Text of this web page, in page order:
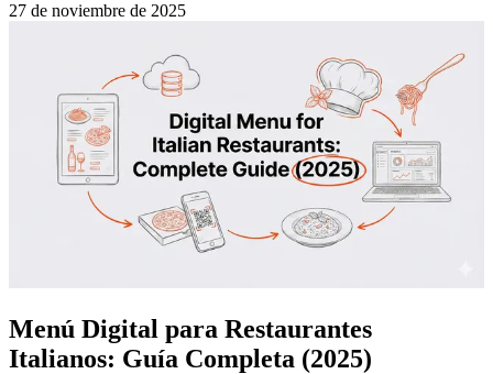
27 de noviembre de 2025
Menú Digital para Restaurantes
Italianos: Guía Completa (2025)